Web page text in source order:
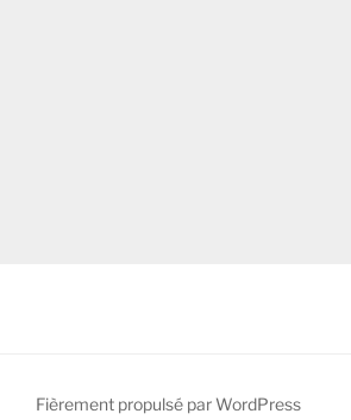
Fièrement propulsé par WordPress